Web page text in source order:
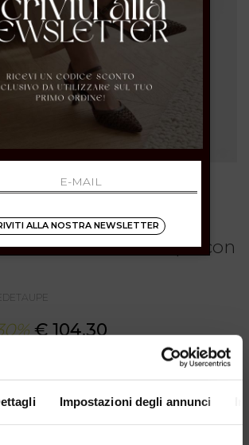
Impostazioni degli annunci
in suede taupe con
€ 104.30
GUIDA ALLE TAGLIE
TAGLIA
ALLA NOSTRA NEWSLETTER